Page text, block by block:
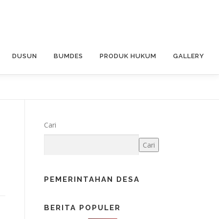
DUSUN BUMDES PRODUK HUKUM GALLERY
Cari
Cari
PEMERINTAHAN DESA
BERITA POPULER